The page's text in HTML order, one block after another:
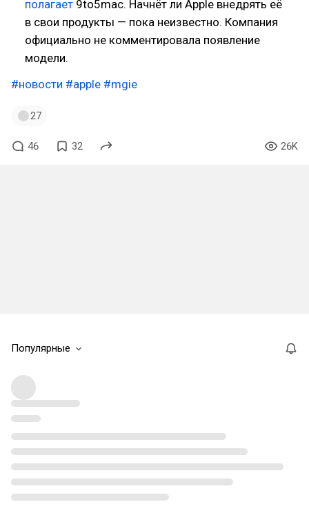
полагает 9to5mac. Начнёт ли Apple внедрять её
в свои продукты — пока неизвестно. Компания
официально не комментировала появление
модели.
#новости #apple #mgie
27
46 32 26K
Популярные